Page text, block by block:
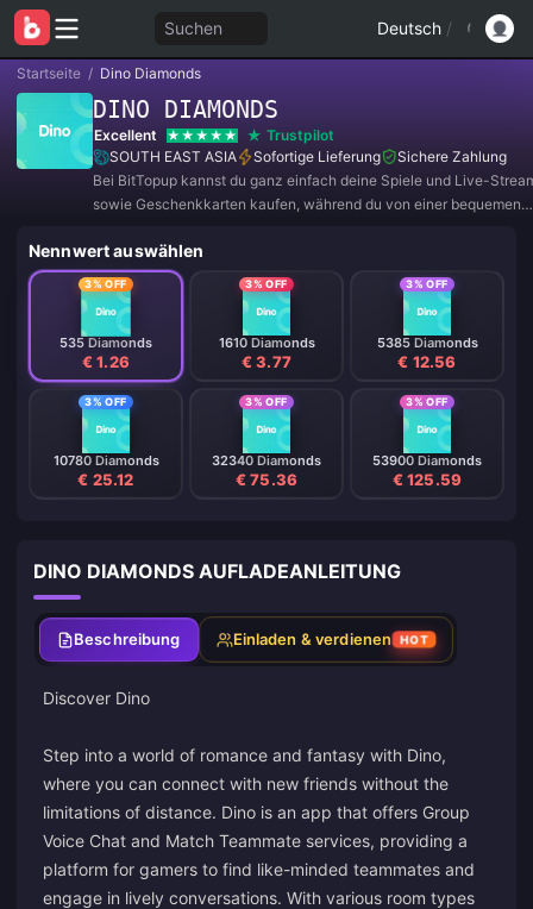
Suchen Deutsch /
Startseite / Dino Diamonds
DINO DIAMONDS
Excellent
Trustpilot
SOUTH EAST ASIA
Sofortige Lieferung
Sichere Zahlung
Bei BitTopup kannst du ganz einfach deine Spiele und Live-
sowie Geschenkkarten kaufen, während du von einer bequemen
Nennwert auswählen
3% OFF
535 Diamonds
€ 1.26
3% OFF
1610 Diamonds
€ 3.77
3% OFF
5385 Diamonds
€ 12.56
3% OFF
10780 Diamonds
€ 25.12
3% OFF
32340 Diamonds
€ 75.36
3% OFF
53900 Diamonds
€ 125.59
DINO DIAMONDS AUFLADEANLEITUNG
Beschreibung Einladen & verdienen HOT
Discover Dino
Step into a world of romance and fantasy with Dino,
where you can connect with new friends without the
limitations of distance. Dino is an app that offers Group
Voice Chat and Match Teammate services, providing a
platform for gamers to find like-minded teammates and
engage in lively conversations. With various room types